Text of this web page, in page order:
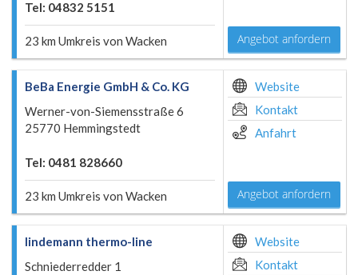
Tel: 04832 5151
23 km Umkreis von Wacken Angebot anfordern
BeBa Energie GmbH & Co. KG
Werner-von-Siemensstraße 6
25770 Hemmingstedt
Tel: 0481 828660
23 km Umkreis von Wacken
Website
Kontakt
Anfahrt
Angebot anfordern
lindemann thermo-line
Schniederredder 1
Website
Kontakt